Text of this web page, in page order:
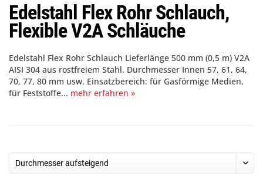
Edelstahl Flex Rohr Schlauch,
Flexible V2A Schläuche
Edelstahl Flex Rohr Schlauch Lieferlänge 500 mm (0,5 m) V2A
AISI 304 aus rostfreiem Stahl. Durchmesser Innen 57, 61, 64,
70, 77, 80 mm usw. Einsatzbereich: für Gasförmige Medien,
für Feststoffe... mehr erfahren »